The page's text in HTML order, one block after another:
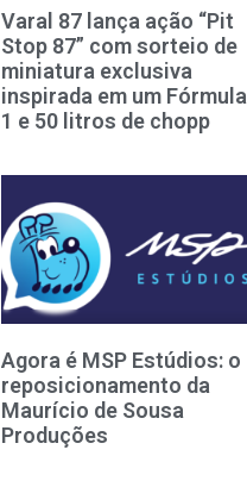
Varal 87 lança ação “Pit
Stop 87” com sorteio de
miniatura exclusiva
inspirada em um Fórmula
1 e 50 litros de chopp
Agora é MSP Estúdios: o
reposicionamento da
Maurício de Sousa
Produções